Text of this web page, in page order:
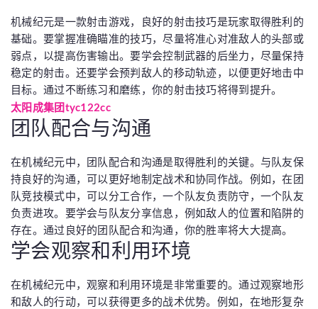
机械纪元是一款射击游戏，良好的射击技巧是玩家取得胜利的
基础。要掌握准确瞄准的技巧，尽量将准心对准敌人的头部或
弱点，以提高伤害输出。要学会控制武器的后坐力，尽量保持
稳定的射击。还要学会预判敌人的移动轨迹，以便更好地击中
目标。通过不断练习和磨练，你的射击技巧将得到提升。
太阳成集团tyc122cc
团队配合与沟通
在机械纪元中，团队配合和沟通是取得胜利的关键。与队友保
持良好的沟通，可以更好地制定战术和协同作战。例如，在团
队竞技模式中，可以分工合作，一个队友负责防守，一个队友
负责进攻。要学会与队友分享信息，例如敌人的位置和陷阱的
存在。通过良好的团队配合和沟通，你的胜率将大大提高。
学会观察和利用环境
在机械纪元中，观察和利用环境是非常重要的。通过观察地形
和敌人的行动，可以获得更多的战术优势。例如，在地形复杂